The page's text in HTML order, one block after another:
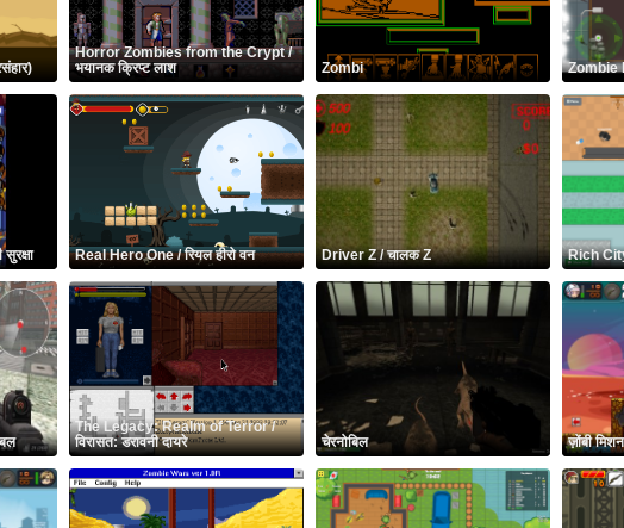
Horror Zombies from the Crypt /
भयानक क्रिप्ट लाश
Zombi Zombie
Real Hero One / रियल हीरो वन Driver Z / चालक Z Rich
The Legacy: Realm of Terror /
विरासत: डरावनी दायरे
चेरनोबिल ज़ोंबी